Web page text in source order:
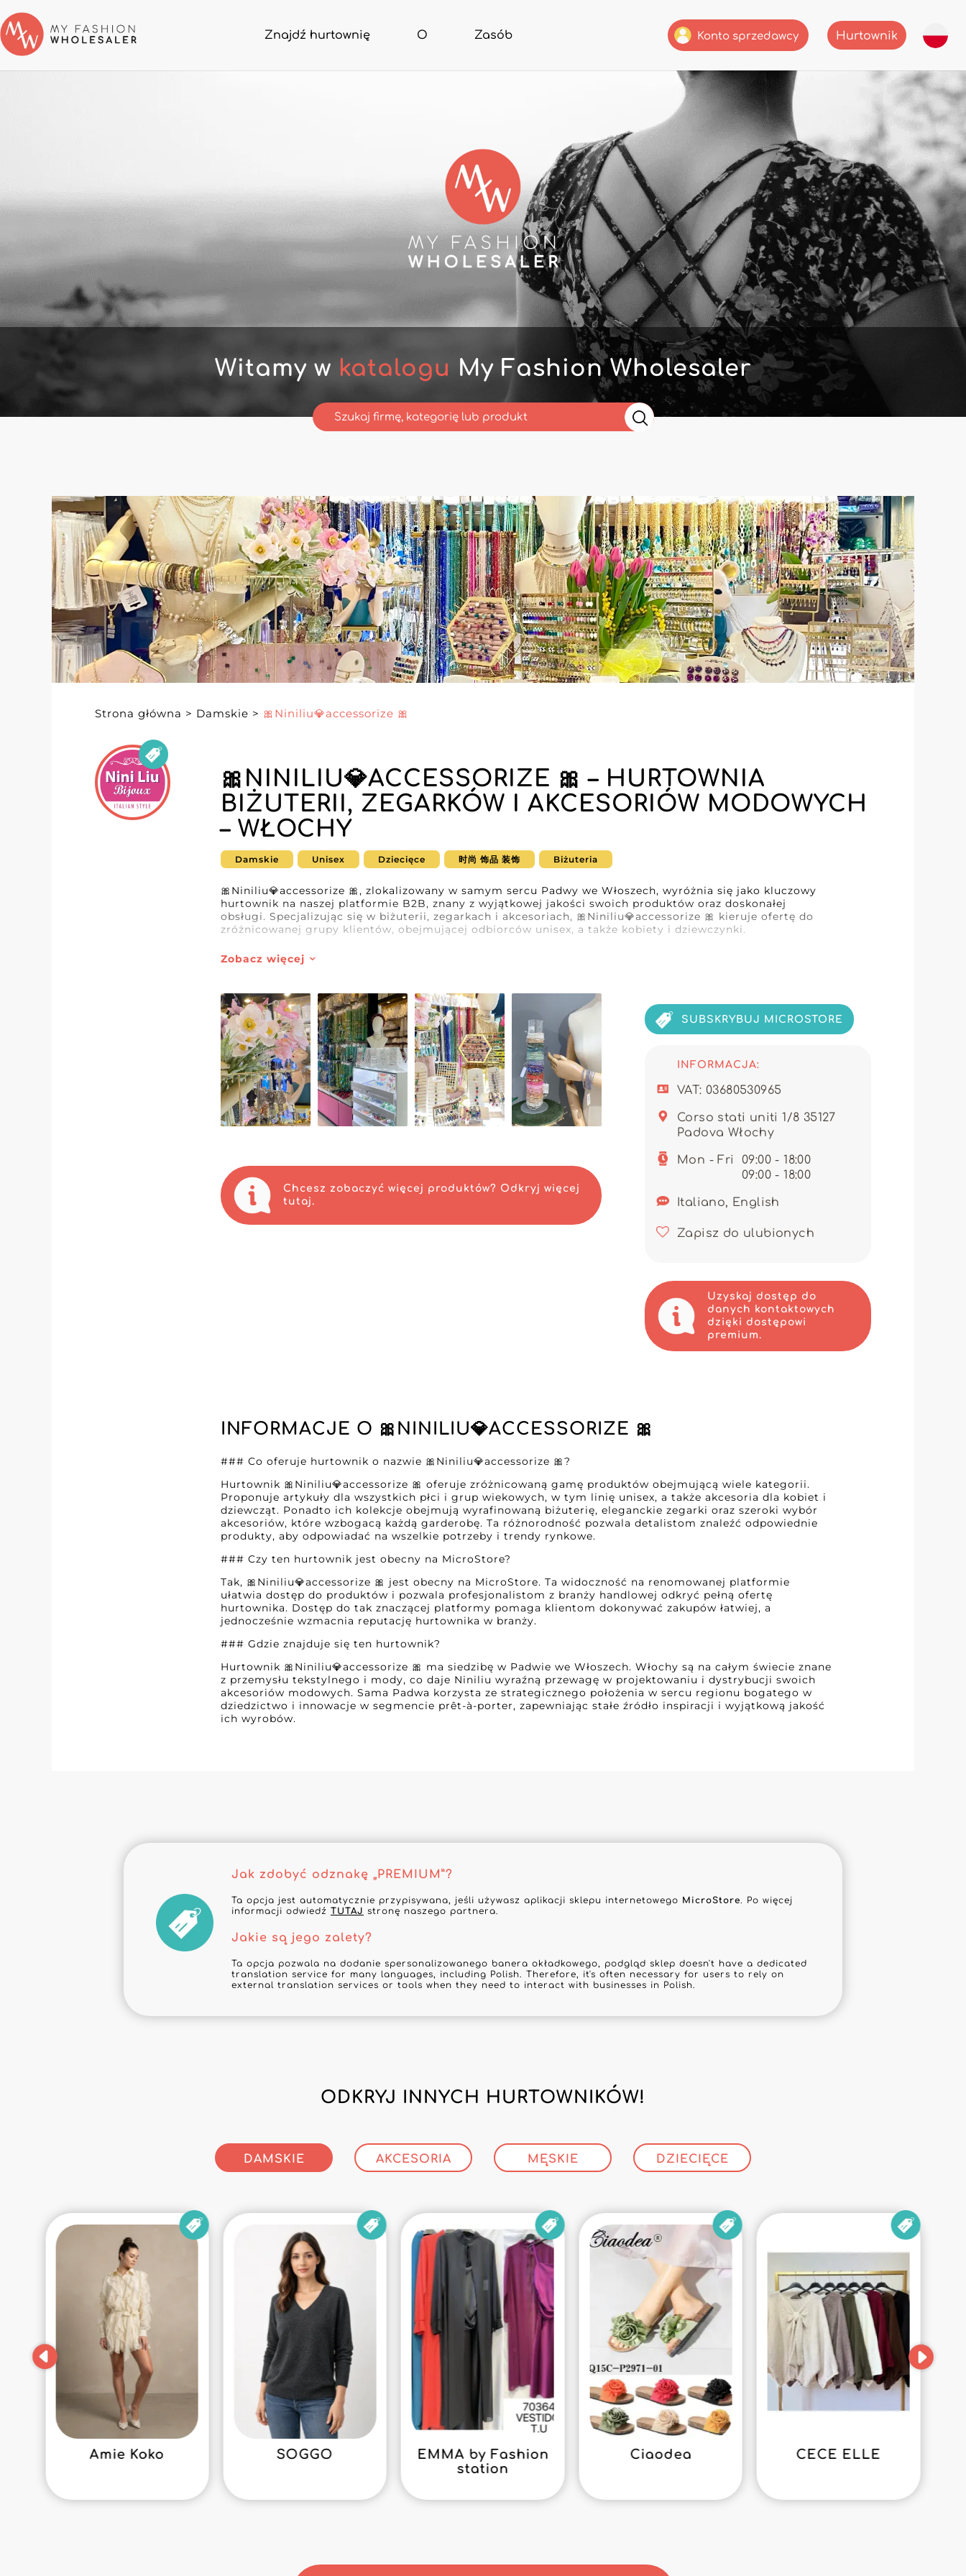
Znajdź hurtownię O Zasób Konto sprzedawcy Hurtownik
Witamy w katalogu My Fashion Wholesaler
Strona główna > Damskie > 🎀Niniliu💎accessorize 🎀
🎀NINILIU💎ACCESSORIZE 🎀 – HURTOWNIA
BIŻUTERII, ZEGARKÓW I AKCESORIÓW MODOWYCH
– WŁOCHY
Damskie Unisex Dziecięce 时尚 饰品 装饰 Biżuteria
🎀Niniliu💎accessorize 🎀, zlokalizowany w samym sercu Padwy we Włoszech, wyróżnia się jako kluczowy
hurtownik na naszej platformie B2B, znany z wyjątkowej jakości swoich produktów oraz doskonałej
obsługi. Specjalizując się w biżuterii, zegarkach i akcesoriach, 🎀Niniliu💎accessorize 🎀 kieruje ofertę do
zróżnicowanej grupy klientów, obejmującej odbiorców unisex, a także kobiety i dziewczynki.
Dzięki niezachwianemu zaangażowaniu w innowacje i design 🎀Niniliu💎accessorize 🎀 oferuje gamę
produktów, które zachwycają oryginalnością i elegancją. Każdy element — czy to delikatny wisiorek,
trendami. Troska o detale przekłada się na realną atrakcyjność dla sprzedawców pragnących oferować
swoim klientom produkty jednocześnie unikatowe i najwyższej jakości.
Oprócz prestiżowego asortymentu 🎀Niniliu💎accessorize 🎀 wyróżnia się wykorzystaniem platformy
MicroStore — nowoczesnego rozwiązania, które upraszcza zarządzanie zamówieniami i zapewnia płynne,
intuicyjne doświadczenie użytkownika. System ten gwarantuje również ciągłą dostępność produktów, co
stanowi ogromny atut dla kupców chcących utrzymywać optymalny stan magazynowy bez przerw.
Wybierając 🎀Niniliu💎accessorize 🎀, sprzedawcy zyskują nie tylko produkty o najwyższej jakości, ale także
elastyczne warunki współpracy, responsywną obsługę klienta oraz niezawodną logistykę. Ta strategiczna
kombinacja sprawia, że 🎀Niniliu💎accessorize 🎀 staje się partnerem z wyboru dla wszystkich, którzy chcą
wyróżnić się w segmencie akcesoriów modowych.
Zaufaj 🎀Niniliu💎accessorize 🎀, aby wzbogacić swoją ofertę handlową i zachwycić klientów
olśniewającymi kolekcjami łączącymi styl, jakość i kreatywność.
Zobacz więcej
Chcesz zobaczyć więcej produktów? Odkryj więcej
tutaj.
INFORMACJA:
VAT: 03680530965
Corso stati uniti 1/8 35127
Padova Włochy
Mon - Fri
09:00 - 18:00
09:00 - 18:00
Italiano, English
Zapisz do ulubionych
SUBSKRYBUJ MICROSTORE
Uzyskaj dostęp do
danych kontaktowych
dzięki dostępowi
premium.
INFORMACJE O 🎀NINILIU💎ACCESSORIZE 🎀
### Co oferuje hurtownik o nazwie 🎀Niniliu💎accessorize 🎀?
Hurtownik 🎀Niniliu💎accessorize 🎀 oferuje zróżnicowaną gamę produktów obejmującą wiele kategorii.
Proponuje artykuły dla wszystkich płci i grup wiekowych, w tym linię unisex, a także akcesoria dla kobiet i
dziewcząt. Ponadto ich kolekcje obejmują wyrafinowaną biżuterię, eleganckie zegarki oraz szeroki wybór
akcesoriów, które wzbogacą każdą garderobę. Ta różnorodność pozwala detalistom znaleźć odpowiednie
produkty, aby odpowiadać na wszelkie potrzeby i trendy rynkowe.
### Czy ten hurtownik jest obecny na MicroStore?
Tak, 🎀Niniliu💎accessorize 🎀 jest obecny na MicroStore. Ta widoczność na renomowanej platformie
ułatwia dostęp do produktów i pozwala profesjonalistom z branży handlowej odkryć pełną ofertę
hurtownika. Dostęp do tak znaczącej platformy pomaga klientom dokonywać zakupów łatwiej, a
jednocześnie wzmacnia reputację hurtownika w branży.
### Gdzie znajduje się ten hurtownik?
Hurtownik 🎀Niniliu💎accessorize 🎀 ma siedzibę w Padwie we Włoszech. Włochy są na całym świecie znane
z przemysłu tekstylnego i mody, co daje Niniliu wyraźną przewagę w projektowaniu i dystrybucji swoich
akcesoriów modowych. Sama Padwa korzysta ze strategicznego położenia w sercu regionu bogatego w
dziedzictwo i innowacje w segmencie prêt-à-porter, zapewniając stałe źródło inspiracji i wyjątkową jakość
ich wyrobów.
Jak zdobyć odznakę „PREMIUM”?
Ta opcja jest automatycznie przypisywana, jeśli używasz aplikacji sklepu internetowego MicroStore. Po więcej
informacji odwiedź TUTAJ stronę naszego partnera.
Jakie są jego zalety?
Ta opcja pozwala na dodanie spersonalizowanego banera okładkowego, podgląd sklep doesn't have a dedicated
translation service for many languages, including Polish. Therefore, it's often necessary for users to rely on
external translation services or tools when they need to interact with businesses in Polish.
ODKRYJ INNYCH HURTOWNIKÓW!
DAMSKIE AKCESORIA MĘSKIE DZIECIĘCE
Amie Koko SOGGO
EMMA by Fashion
station
Ciaodea CECE ELLE